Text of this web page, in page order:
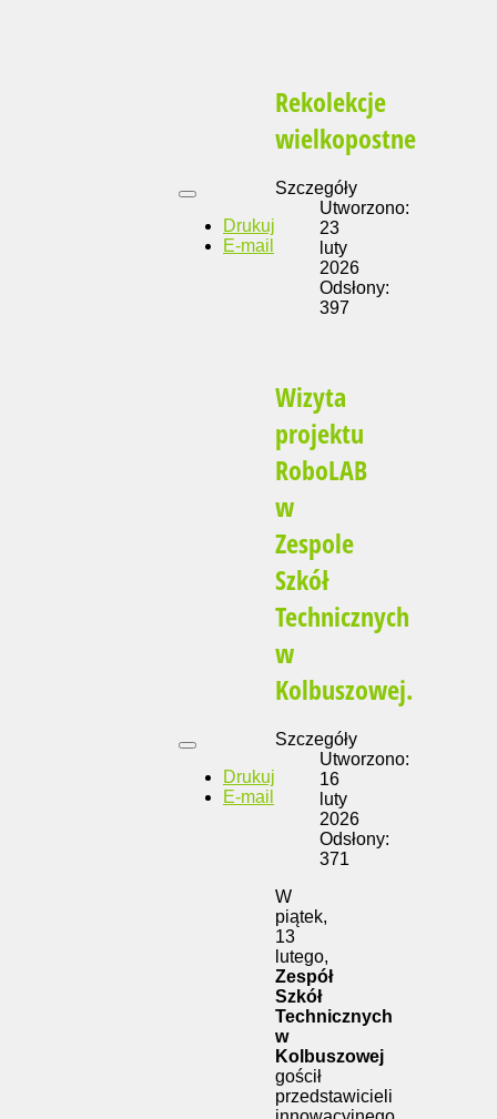
Rekolekcje
wielkopostne
Drukuj
E-mail
Szczegóły
Utworzono:
23
luty
2026
Odsłony:
397
Wizyta
projektu
RoboLAB
w
Zespole
Szkół
Technicznych
w
Kolbuszowej.
Drukuj
E-mail
Szczegóły
Utworzono:
16
luty
2026
Odsłony:
371
W
piątek,
13
lutego,
Zespół
Szkół
Technicznych
w
Kolbuszowej
gościł
przedstawicieli